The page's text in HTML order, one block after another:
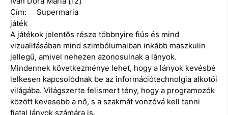
Cím: Supermaria
játék
A játékok jelentős része többnyire fiús és mind
vizualitásában mind szimbólumaiban inkább maszkulin
jellegű, amivel nehezen azonosulnak a lányok.
Mindennek következménye lehet, hogy a lányok kevésbé
lelkesen kapcsolódnak be az információtechnolgia alkotói
világába. Világszerte felismert tény, hogy a programozók
között kevesebb a nő, s a szakmát vonzóvá kell tenni
fiatal lányok számára is.